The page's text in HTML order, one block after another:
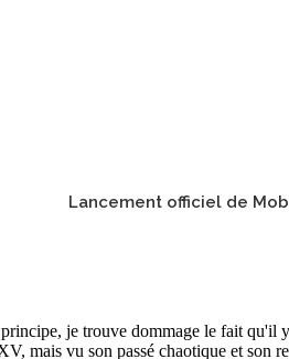
Lancement officiel de